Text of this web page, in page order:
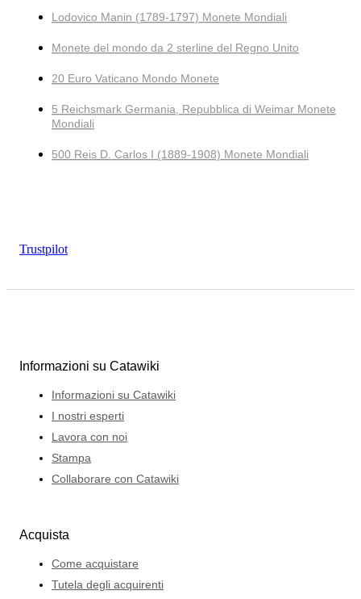
Lodovico Manin (1789-1797) Monete Mondiali
Monete del mondo da 2 sterline del Regno Unito
20 Euro Vaticano Mondo Monete
5 Reichsmark Germania, Repubblica di Weimar Monete
Mondiali
500 Reis D. Carlos I (1889-1908) Monete Mondiali
Trustpilot
Informazioni su Catawiki
Informazioni su Catawiki
I nostri esperti
Lavora con noi
Stampa
Collaborare con Catawiki
Acquista
Come acquistare
Tutela degli acquirenti